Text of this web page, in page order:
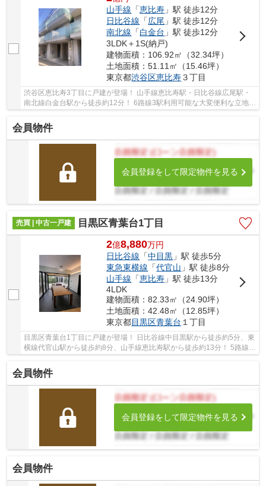
山手線 「恵比寿 」駅 徒歩12分
日比谷線 「広尾 」駅 徒歩12分
南北線 「白金台 」駅 徒歩12分
3LDK＋1S(納戸)
建物面積：106.92㎡（32.34坪）
土地面積：51.11㎡（15.46坪）
東京都渋谷区恵比寿３丁目
渋谷区恵比寿3丁目に戸建が登場！ 山手線恵比寿駅・日比谷線広尾駅・
南北線白金台駅から徒歩約12分！ 6路線3駅利用可能な大変便利な立地に
位置した物件です。 駅徒歩約9分の閑静な住宅...
会員物件
会員登録をして限定物件を見る
売買 | 中古一戸建 目黒区青葉台1丁目
2億8,880万円
日比谷線 「中目黒 」駅 徒歩5分
東急東横線 「代官山 」駅 徒歩8分
山手線 「恵比寿 」駅 徒歩13分
4LDK
建物面積：82.33㎡（24.90坪）
土地面積：42.48㎡（12.85坪）
東京都目黒区青葉台 １丁目
目黒区青葉台1丁目に戸建が登場！ 日比谷線中目黒駅から徒歩約5分、東
横線代官山駅から徒歩約8分、山手線恵比寿駅から徒歩約13分！ 5路線3
会員物件
会員登録をして限定物件を見る
会員物件